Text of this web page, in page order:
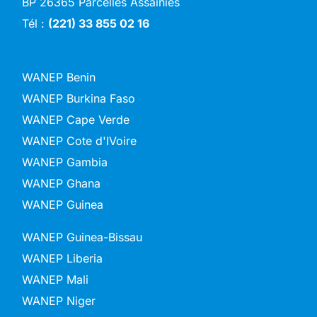
Tél : (221) 33 855 02 16
WANEP Benin
WANEP Burkina Faso
WANEP Cape Verde
WANEP Cote d'IVoire
WANEP Gambia
WANEP Ghana
WANEP Guinea
WANEP Guinea-Bissau
WANEP Liberia
WANEP Mali
WANEP Niger